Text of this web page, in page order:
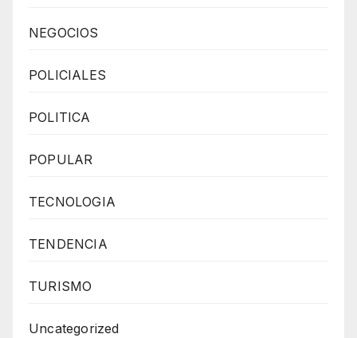
NEGOCIOS
POLICIALES
POLITICA
POPULAR
TECNOLOGIA
TENDENCIA
TURISMO
Uncategorized